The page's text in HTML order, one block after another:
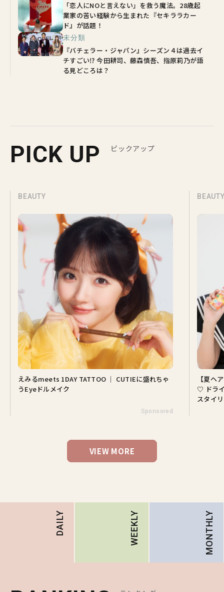
「恋人にNOと言えない」を救う魔法。28歳起
業家の苦い経験から生まれた『セキララカー
ド』が話題！
未分類
『バチェラー・ジャパン』シーズン４は過去イ
チすごい⁉ 今田耕司、藤森慎吾、指原莉乃が語
る見どころは？
PICK UP ピックアップ
BEAUTY
えみるmeets 1DAY TATTOO ｜ CUTIEに盛れちゃ
うEyeドルメイク
Sponsored
【夏ヘ
♡ ドラ
スタイ
VIEW MORE
DAILY WEEKLY MONTHLY